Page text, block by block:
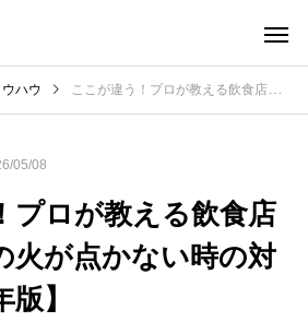
ハウ ここが違う！プロが教える飲食店のガス機器の火が点かない時の対処法【2026年版】
05/08
プロが教える飲食店
火が点かない時の対
】